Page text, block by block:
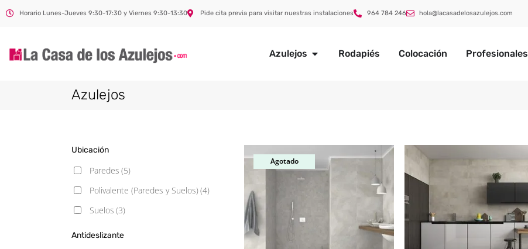
Horario Lunes-Jueves 9:30-17:30 y Viernes 9:30-13:30 Pide cita previa para visitar nuestras instalaciones 964 784 246 hola@lacasadelosazulejos.com
Azulejos Rodapiés Colocación Profesionales
Azulejos
Ubicación
Paredes (5)
Polivalente (Paredes y Suelos)(4)
Suelos (3)
Antideslizante
Agotado